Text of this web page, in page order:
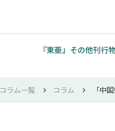
『東亜』その他刊行
ラム一覧 コラム 「中